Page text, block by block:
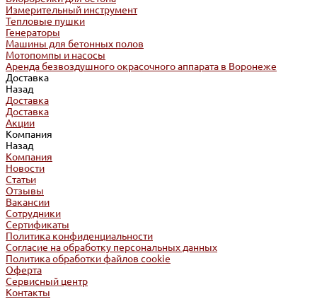
Измерительный инструмент
Тепловые пушки
Генераторы
Машины для бетонных полов
Мотопомпы и насосы
Аренда безвоздушного окрасочного аппарата в Воронеже
Доставка
Назад
Доставка
Доставка
Акции
Компания
Назад
Компания
Новости
Статьи
Отзывы
Вакансии
Сотрудники
Сертификаты
Политика конфиденциальности
Согласие на обработку персональных данных
Политика обработки файлов cookie
Оферта
Сервисный центр
Контакты